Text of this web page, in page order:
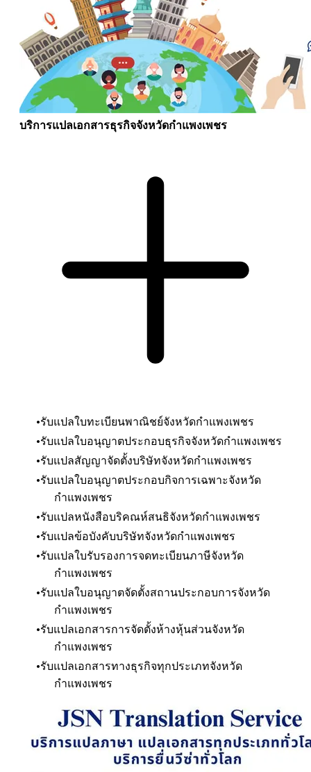
บริการแปลเอกสารธุรกิจจังหวัดกำแพงเพชร
รับแปลใบทะเบียนพาณิชย์จังหวัดกำแพงเพชร
รับแปลใบอนุญาตประกอบธุรกิจจังหวัดกำแพงเพชร
รับแปลสัญญาจัดตั้งบริษัทจังหวัดกำแพงเพชร
รับแปลใบอนุญาตประกอบกิจการเฉพาะจังหวัด
กำแพงเพชร
รับแปลหนังสือบริคณห์สนธิจังหวัดกำแพงเพชร
รับแปลข้อบังคับบริษัทจังหวัดกำแพงเพชร
รับแปลใบรับรองการจดทะเบียนภาษีจังหวัด
กำแพงเพชร
รับแปลใบอนุญาตจัดตั้งสถานประกอบการจังหวัด
กำแพงเพชร
รับแปลเอกสารการจัดตั้งห้างหุ้นส่วนจังหวัด
กำแพงเพชร
รับแปลเอกสารทางธุรกิจทุกประเภทจังหวัด
กำแพงเพชร